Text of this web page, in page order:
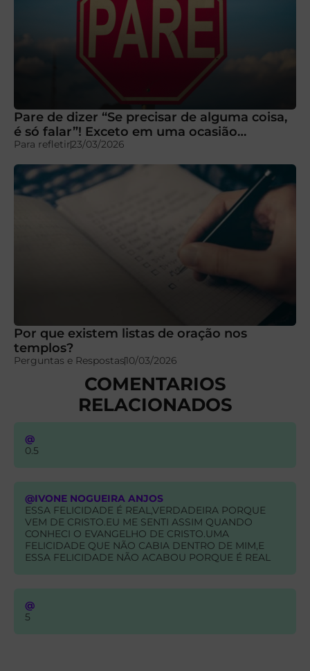
Pare de dizer “Se precisar de alguma coisa,
é só falar”! Exceto em uma ocasião…
Para refletir23/03/2026
Por que existem listas de oração nos
templos?
Perguntas e Respostas10/03/2026
COMENTARIOS
RELACIONADOS
@
0.5
@IVONE NOGUEIRA ANJOS
ESSA FELICIDADE É REAL,VERDADEIRA PORQUE
VEM DE CRISTO.EU ME SENTI ASSIM QUANDO
CONHECI O EVANGELHO DE CRISTO.UMA
FELICIDADE QUE NÃO CABIA DENTRO DE MIM,E
ESSA FELICIDADE NÃO ACABOU PORQUE É REAL
@
5